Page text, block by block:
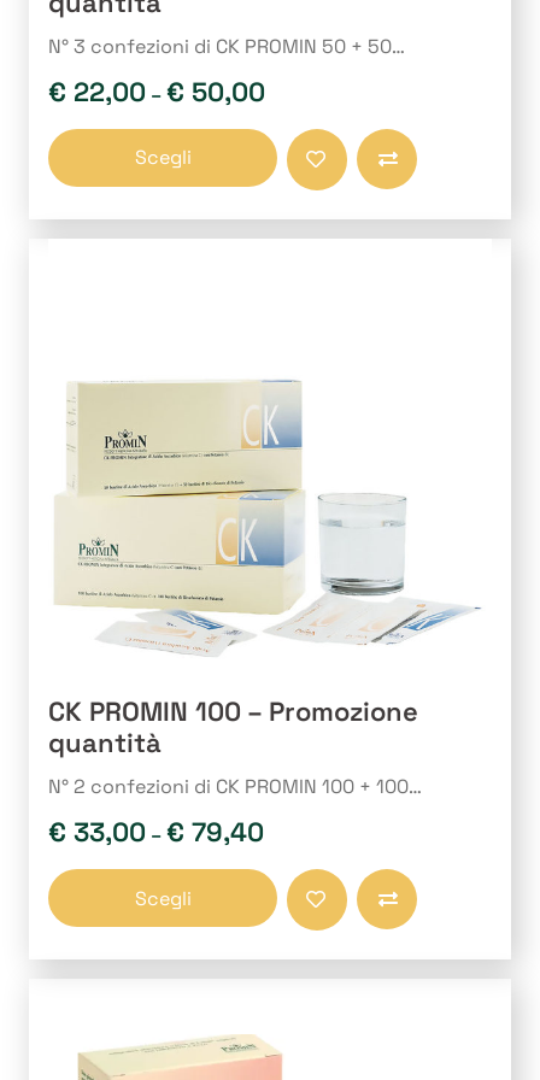
N° 3 confezioni di CK PROMIN 50 + 50…
€ 22,00 –€ 50,00
Scegli
Questo
prodotto
più
scelte
nella
pagina
prodotto
CK PROMIN 100 – Promozione
quantità
N° 2 confezioni di CK PROMIN 100 + 100…
€ 33,00 –€ 79,40
Scegli
Questo
prodotto
più